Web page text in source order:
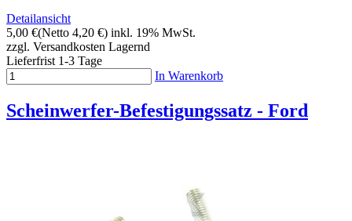
Detailansicht
5,00 €(Netto 4,20 €) inkl. 19% MwSt.
zzgl. Versandkosten Lagernd
Lieferfrist 1-3 Tage
In Warenkorb
Scheinwerfer-Befestigungssatz - Ford